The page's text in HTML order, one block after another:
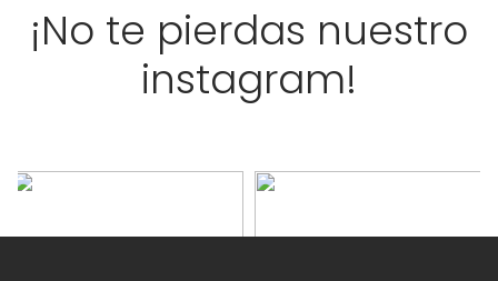
¡No te pierdas nuestro
instagram!